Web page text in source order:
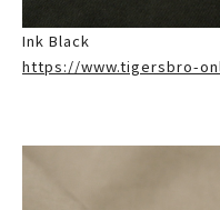
Ink Black
https://www.tigersbro-